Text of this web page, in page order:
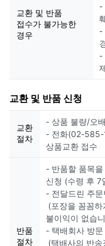
교환 및 반품
접수가 불가능한
경우
-
-
-
교환 및 반품 신청
교환
절차
- 상품 불량/오
- 전화(02-585-
상품교환 접수
반품
절차
- 반품할 품목
신청 (수령 후 7
- 전달드린 주
(포장을 꼼꼼
불이익이 없습
- 택배회사 방
(택배사의 반